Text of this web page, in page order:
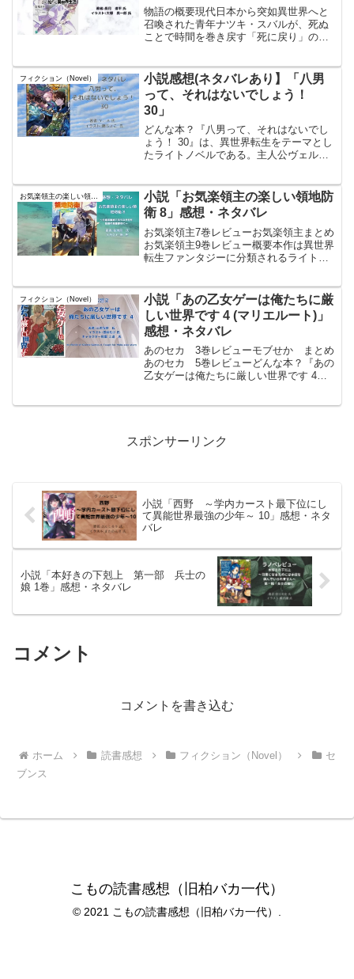
物語の概要現代日本から突如異世界へと
召喚された青年ナツキ・スバルが、死ぬ
ことで時間を巻き戻す「死に戻り」の能
アスな心理描写とサスペンス要素が色濃
く織り込まれている。スバ...
フィクション（Novel）
小説感想(ネタバレあり】「八男
って、それはないでしょう！
30」
どんな本？『八男って、それはないでし
ょう！ 30』は、異世界転生をテーマとし
たライトノベルである。主人公ヴェル
陸の探索で問題が発生し、追加の援軍要
請を受ける。ガトル大陸...
お気楽領主の楽しい領地防衛
小説「お気楽領主の楽しい領地防
衛 8」感想・ネタバレ
お気楽領主7巻レビューお気楽領主まとめ
お気楽領主9巻レビュー概要本作は異世界
転生ファンタジーに分類されるライトノ
見役立たずの適性ゆえに辺境の名もなき
村の領主として追...
フィクション（Novel）
小説「あの乙女ゲーは俺たちに厳
しい世界です 4 (マリエルート)」
感想・ネタバレ
あのセカ 3巻レビューモブせか まとめ
あのセカ 5巻レビューどんな本？『あの
乙女ゲーは俺たちに厳しい世界です 4』
スポンサーリンク
小説「西野 ～学内カースト最下位にし
て異能世界最強の少年～ 10」感想・ネタ
バレ
小説「本好きの下剋上 第一部 兵士の
娘 1巻」感想・ネタバレ
コメント
コメントを書き込む
ホーム 読書感想 フィクション（Novel）
セ
ブンス
こもの読書感想（旧柏バカ一代）
© 2021 こもの読書感想（旧柏バカ一代）.